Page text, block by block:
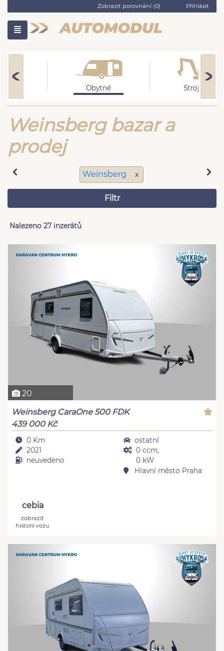
Zobrazit porovnání (0) Přihlásit
Obytné Stroje
Weinsberg bazar a
prodej
Weinsberg x
Filtr
Nalezeno 27 inzerátů
20
Weinsberg CaraOne 500 FDK
439 000 Kč
0 Km
2021
neuvedeno
ostatní
0 ccm,
0 kW
Hlavní město Praha
cebia
zobrazit
historii vozu